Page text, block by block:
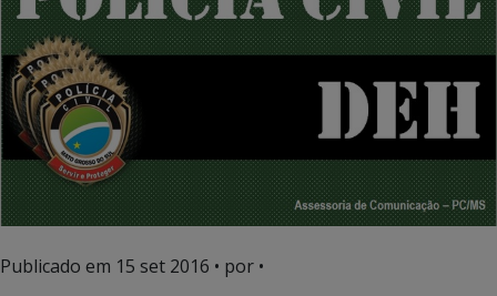
Publicado em 15 set 2016 • por •